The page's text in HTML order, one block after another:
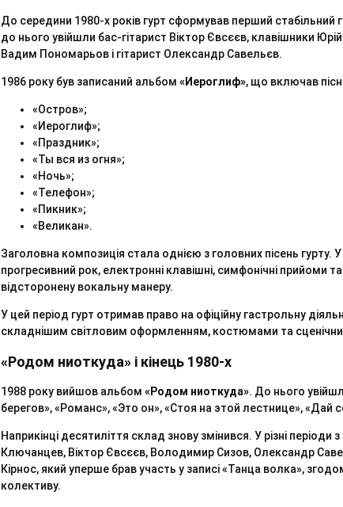
До середини 1980-х років гурт сформував перший
до нього увійшли бас-гітарист Віктор Євсєєв, клавішники
Вадим Пономарьов і гітарист Олександр Савельєв.
1986 року був записаний альбом «Иероглиф», що включав
«Остров»;
«Иероглиф»;
«Праздник»;
«Ты вся из огня»;
«Ночь»;
«Телефон»;
«Пикник»;
«Великан».
Заголовна композиція стала однією з головних пісень
прогресивний рок, електронні клавішні, симфонічні прийоми
відсторонену вокальну манеру.
У цей період гурт отримав право на офіційну гастрольну
складнішим світловим оформленням, костюмами та
«Родом ниоткуда» і кінець 1980-х
1988 року вийшов альбом «Родом ниоткуда». До нього
берегов», «Романс», «Это он», «Стоя на этой лестнице», «Дай
Наприкінці десятиліття склад знову змінився. У різні
Ключанцев, Віктор Євсєєв, Володимир Сизов, Олександр
Кірнос, який уперше брав участь у записі «Танца волка»,
колективу.